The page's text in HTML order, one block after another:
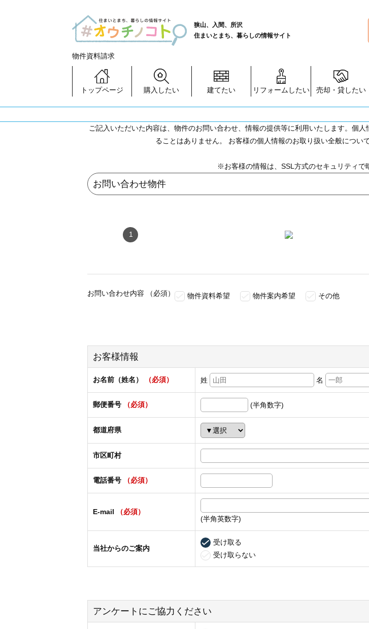
狭山、入間、所沢
住まいとまち、暮らしの情報サイト
物件資料請求
トップページ 購入したい 建てたい リフォームしたい 売却・貸したい
ご記入いただいた内容は、物件のお問い合わせ、情報の提供等に利用いたします。個
ることはありません。 お客様の個人情報のお取り扱い全般につい
※お客様の情報は、SSL方式のセキュリティで
お問い合わせ物件
1
お問い合わせ内容 （必須） 物件資料希望 物件案内希望 その他
お客様情報
お名前（姓名） （必須） 姓 名
郵便番号 （必須） (半角数字)
都道府県
市区町村
電話番号 （必須）
E-mail
（必須）
(半角英数字)
当社からのご案内
受け取る
受け取らない
アンケートにご協力ください